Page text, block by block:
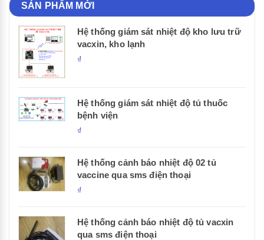
SẢN PHẨM MỚI
Hệ thống giám sát nhiệt độ kho lưu trữ
vacxin, kho lạnh
₫
Hệ thống giám sát nhiệt độ tủ thuốc
bệnh viện
₫
Hệ thống cảnh báo nhiệt độ 02 tủ
vaccine qua sms điện thoại
₫
Hệ thống cảnh báo nhiệt độ tủ vacxin
qua sms điện thoại